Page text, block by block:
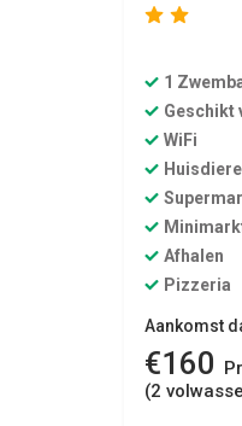
starstar
1
Geschikt
WiFi
Afhalen
Pizzeria
Aankomst
€160
(2